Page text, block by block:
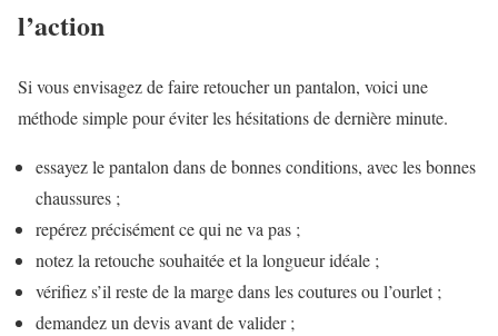
l’action
Si vous envisagez de faire retoucher un pantalon, voici une
méthode simple pour éviter les hésitations de dernière minute.
essayez le pantalon dans de bonnes conditions, avec les bonnes
chaussures ;
repérez précisément ce qui ne va pas ;
notez la retouche souhaitée et la longueur idéale ;
vérifiez s’il reste de la marge dans les coutures ou l’ourlet ;
demandez un devis avant de valider ;